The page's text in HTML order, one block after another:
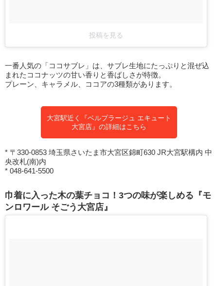
投稿を見る
一番人気の「ココサブレ」は、サブレ生地にたっぷりと混ぜ込
まれたココナッツの甘い香りと香ばしさが特徴。
プレーン、キャラメル、ココアの3種類があります。
大宮駅近く『ベルプラージュ エキュート
大宮店』の詳細はこちら
* 〒330-0853 埼玉県さいたま市大宮区錦町630 JR大宮駅構内 中
央改札(南)内
* 048-641-5500
巾着に入った木の葉チョコ！3つの味が楽しめる『モ
ンロワール そごう大宮店』